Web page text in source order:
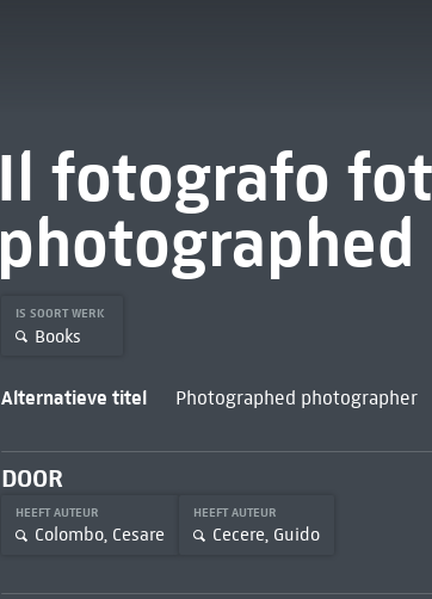
Il fotografo
IS SOORT WERK
Books
Alternatieve titel Photographed photographer
DOOR
HEEFT AUTEUR
Colombo, Cesare
HEEFT AUTEUR
Cecere, Guido